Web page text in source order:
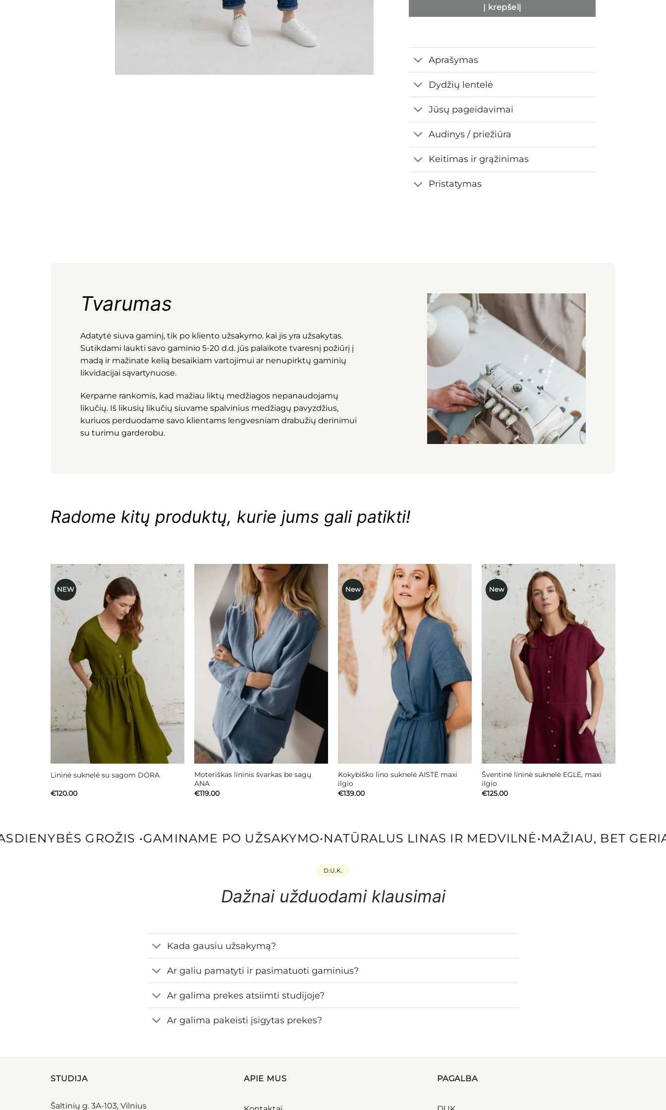
Į krepšelį
Aprašymas
Dydžių lentelė
Jūsų pageidavimai
Audinys / priežiūra
Keitimas ir grąžinimas
Pristatymas
Tvarumas
Adatytė siuva gaminį, tik po kliento užsakymo. kai jis yra užsakytas.
Sutikdami laukti savo gaminio 5-20 d.d. jūs palaikote tvaresnį požiūrį į
madą ir mažinate kelią besaikiam vartojimui ar nenupirktų gaminių
likvidacijai sąvartynuose.
Kerpame rankomis, kad mažiau liktų medžiagos nepanaudojamų
likučių. Iš likusių likučių siuvame spalvinius medžiagų pavyzdžius,
kuriuos perduodame savo klientams lengvesniam drabužių derinimui
su turimu garderobu.
Radome kitų produktų, kurie jums gali patikti!
NEW
Mėgstamiausias
Lininė suknelė su sagom DORA
€120.00
Mėgstamiausias
Moteriškas lininis švarkas be sagų
ANA
€119.00
New
Mėgstamiausias
Kokybiško lino suknelė AISTĖ maxi
ilgio
€139.00
New
Mėgstamiausias
Šventinė lininė suknelė EGLĖ, maxi
ilgio
€125.00
GROŽIS•GAMINAME PO UŽSAKYMO•NATŪRALUS LINAS IR MEDVILNĖ• MAŽIAU, BET
D.U.K.
Dažnai užduodami klausimai
Kada gausiu užsakymą?
Ar galiu pamatyti ir pasimatuoti gaminius?
Ar galima prekes atsiimti studijoje?
Ar galima pakeisti įsigytas prekes?
STUDIJA
Šaltinių g. 3A-103, Vilnius
APIE MUS PAGALBA